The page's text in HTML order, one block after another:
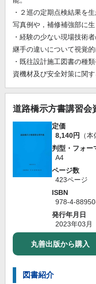
・２巡の定期点検結果を
写真例や，補修補強部に
・経験の少ない現場技術
継手の違いについて視覚
・既往設計施工図書の種
資機材及び安全対策に関
道路橋示方書講習会
定価
8,140円
（
判型・フォー
A4
ページ数
423ページ
ISBN
978-4-
発行年月日
2023年03月
丸善出版から購入
図書紹介